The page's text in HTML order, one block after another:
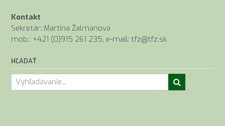
Kontakt
Sekretár: Martina Žalmanová
mob.: +421 (0)915 261 235, e-mail: tfz@tfz.sk
HĽADAŤ